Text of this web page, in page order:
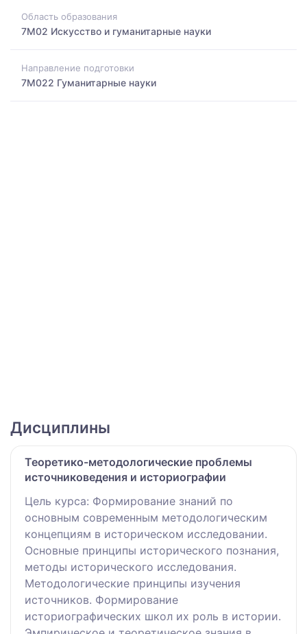
Область образования
7M02 Искусство и гуманитарные науки
Направление подготовки
7M022 Гуманитарные науки
Дисциплины
Теоретико-методологические проблемы
источниковедения и историографии
Цель курса: Формирование знаний по
основным современным методологическим
концепциям в историческом исследовании.
Основные принципы исторического познания,
методы исторического исследования.
Методологические принципы изучения
источников. Формирование
историографических школ их роль в истории.